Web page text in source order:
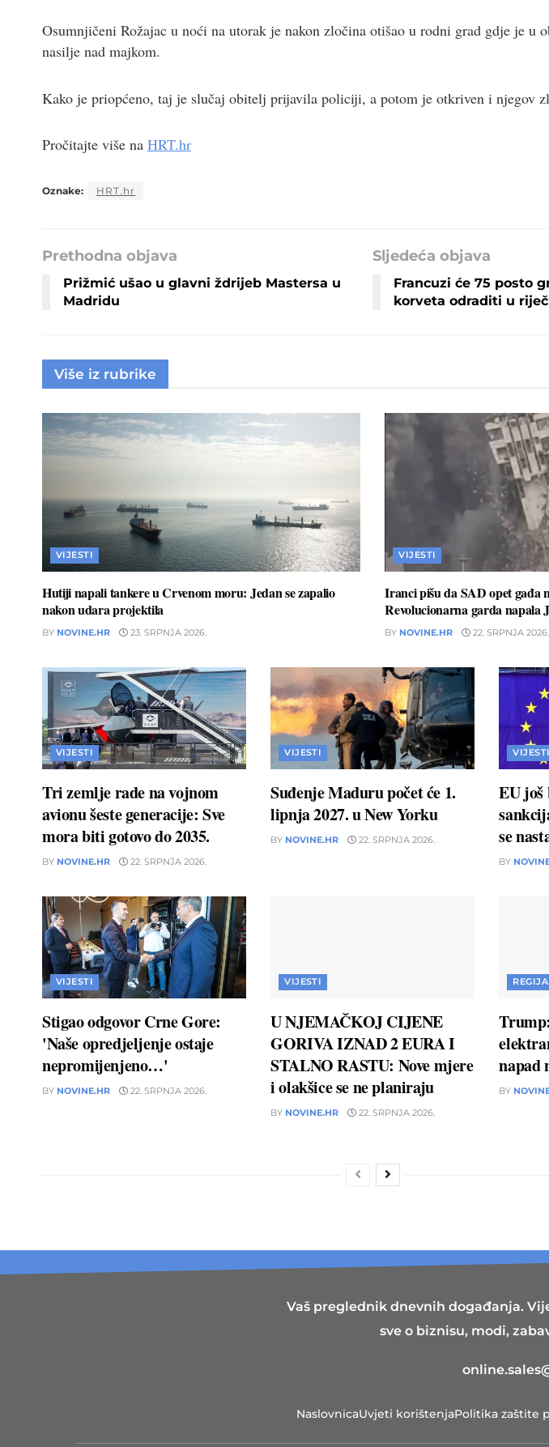
Osumnjičeni Rožajac u noći na utorak je nakon zločina otišao u rodni grad gdje je u
nasilje nad majkom.
Kako je priopćeno, taj je slučaj obitelj prijavila policiji, a potom je otkriven i njegov
Pročitajte više na HRT.hr
Oznake: HRT.hr
Prethodna objava
Prižmić ušao u glavni ždrijeb Mastersa u
Madridu
Sljedeća objava
Francuzi će 75 posto
korveta odraditi u
Više iz rubrike
VIJESTI
Hutiji napali tankere u Crvenom moru: Jedan se zapalio
nakon udara projektila
BY NOVINE.HR 23. SRPNJA 2026.
VIJESTI
Iranci pišu da SAD opet gađa
Revolucionarna garda napala
BY NOVINE.HR 22. SRPNJA 2026.
VIJESTI
Tri zemlje rade na vojnom
avionu šeste generacije: Sve
mora biti gotovo do 2035.
BY NOVINE.HR 22. SRPNJA 2026.
VIJESTI
Suđenje Maduru počet će 1.
lipnja 2027. u New Yorku
BY NOVINE.HR 22. SRPNJA 2026.
VIJESTI
EU još
se
BY
VIJESTI
Stigao odgovor Crne Gore:
'Naše opredjeljenje ostaje
nepromijenjeno…'
BY NOVINE.HR 22. SRPNJA 2026.
VIJESTI
U NJEMAČKOJ CIJENE
GORIVA IZNAD 2 EURA I
STALNO RASTU: Nove mjere
i olakšice se ne planiraju
BY NOVINE.HR 22. SRPNJA 2026.
REGIJA
napad
BY
Vaš preglednik dnevnih događanja.
sve o biznisu, modi,
NaslovnicaUvjeti korištenjaPolitika zaštite